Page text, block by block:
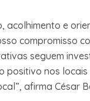
acolhimento e
compromisso
seguem
positivo nos
afirma César